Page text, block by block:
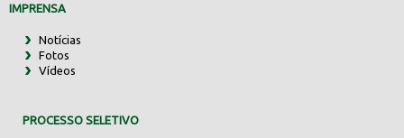
IMPRENSA
Notícias
Fotos
Vídeos
PROCESSO SELETIVO